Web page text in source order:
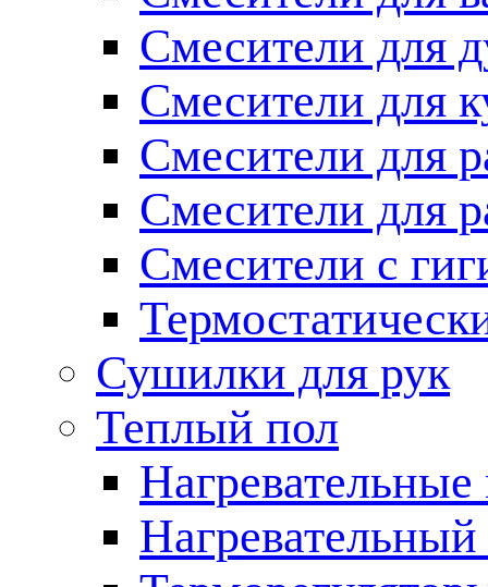
Смесители для
Смесители для
Смесители для
Смесители для
Смесители с
Сушилки для рук
Теплый пол
Нагревательный